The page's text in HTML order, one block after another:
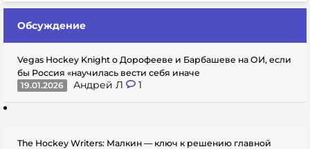
Обсуждение
Vegas Hockey Knight о Дорофееве и Барбашеве на ОИ, если
бы Россия «научилась вести себя иначе
19.01.2026
Андрей Л 1
The Hockey Writers: Малкин — ключ к решению главной